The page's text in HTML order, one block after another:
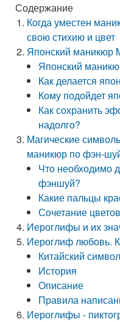
Содержание
Когда уместен
свою стихию и цвет
Японский маникюр
Японский
Как делается
Кому подойдет
Как сохранить
надолго?
Магические
маникюр по фэн-
Что необходимо
фэншуй?
Какие пальцы
Сочетание
Иероглифы и их
Иероглиф любовь.
Китайский
История
Описание
Правила
Иероглифы -